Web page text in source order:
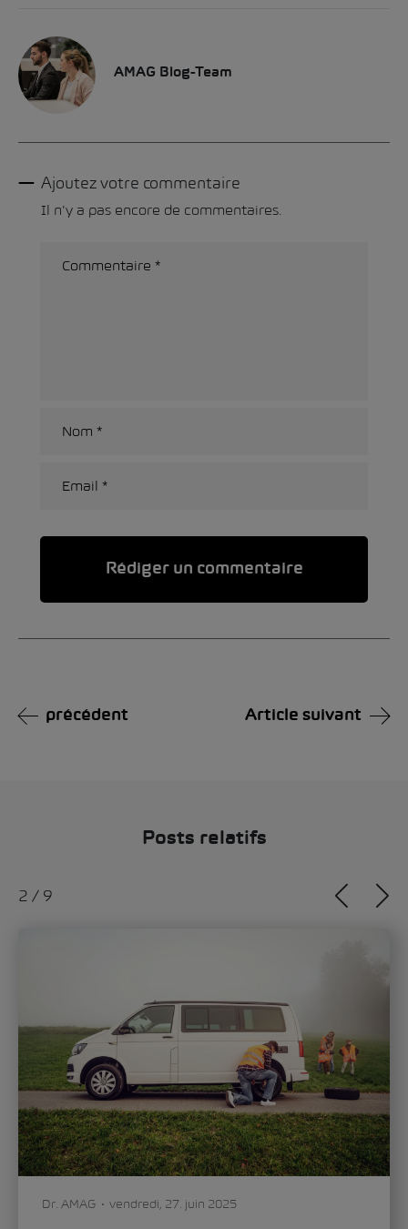
AMAG Blog-Team
Ajoutez votre commentaire
Il n'y a pas encore de commentaires.
précédent Article suivant
Posts relatifs
2 / 9
Dr. AMAG vendredi, 27. juin 2025